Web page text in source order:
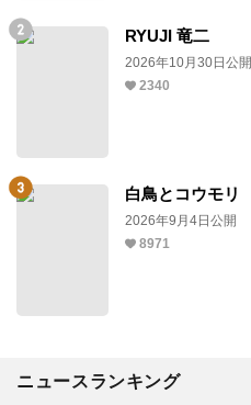
RYUJI 竜二
2026年10月30日公開
2340
白鳥とコウモリ
2026年9月4日公開
8971
ニュースランキング